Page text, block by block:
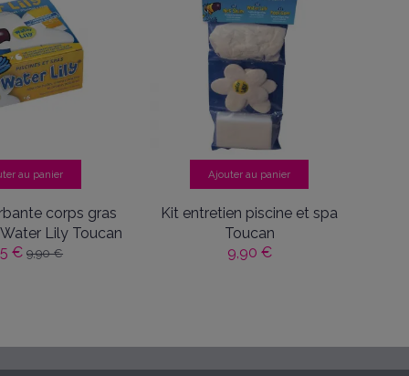
au panier
corps gras
Lily Toucan
€9,90 €
Ajouter au panier
Kit entretien piscine et spa
Toucan
9,90 €